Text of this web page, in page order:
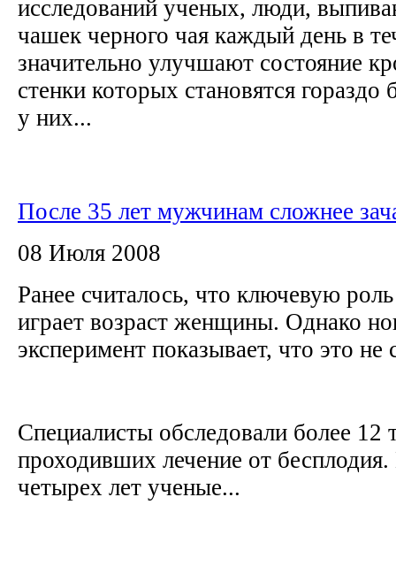
исследований ученых, люди,
чашек черного чая каждый день в
значительно улучшают состояние
стенки которых становятся гораздо
у них...
После 35 лет мужчинам сложнее
08 Июля 2008
Ранее считалось, что ключевую
играет возраст женщины. Однако
эксперимент показывает, что это не
Специалисты обследовали более 12
проходивших лечение от
четырех лет ученые...